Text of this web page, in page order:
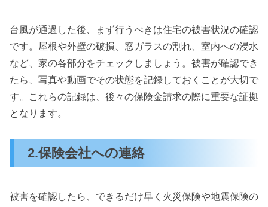
台風が通過した後、まず行うべきは住宅の被害状況の確認
です。屋根や外壁の破損、窓ガラスの割れ、室内への浸水
など、家の各部分をチェックしましょう。被害が確認でき
たら、写真や動画でその状態を記録しておくことが大切で
す。これらの記録は、後々の保険金請求の際に重要な証拠
となります。
2.保険会社への連絡
被害を確認したら、できるだけ早く火災保険や地震保険の